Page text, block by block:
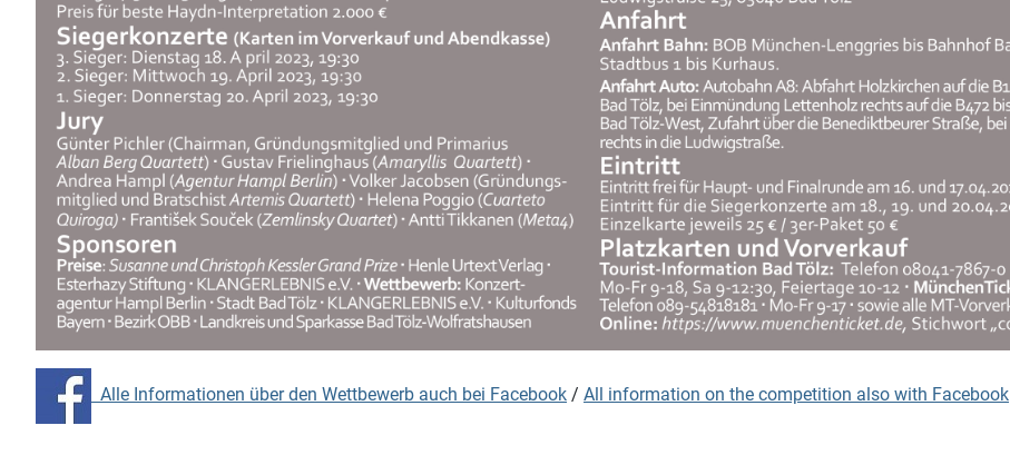
Alle Informationen über den Wettbewerb auch bei Facebook / All information on the competition also with Facebook